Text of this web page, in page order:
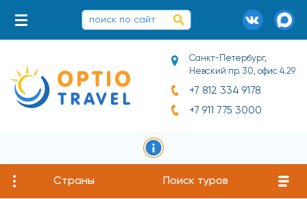
Санкт-Петербург,
Невский пр. 30, офис 4.29
+7 812 334 9178
+7 911 775 3000
Страны Поиск туров